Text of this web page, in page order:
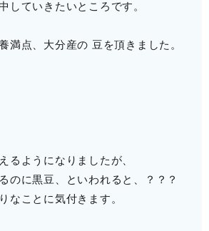
していきたいところです。
満点、大分産の 豆を頂きました。
るようになりましたが、
のに黒豆、といわれると、？？？
なことに気付きます。